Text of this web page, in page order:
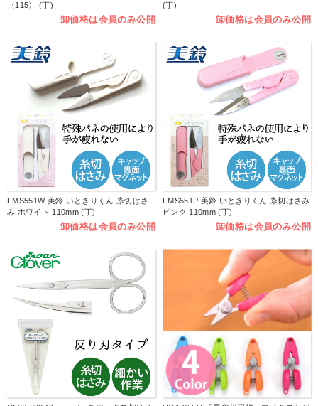
〈115〉 (丁)
卸価格は会員のみ公開
(丁)
卸価格は会員のみ公開
FMS551W 美鈴 いときりくん 糸切はさ
み ホワイト 110mm (丁)
卸価格は会員のみ公開
FMS551P 美鈴 いときりくん 糸切はさみ
ピンク 110mm (丁)
卸価格は会員のみ公開